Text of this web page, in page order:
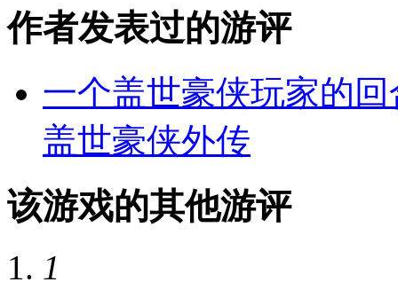
作者发表过的游评
一个盖世豪侠玩家的
盖世豪侠外传
该游戏的其他游评
1